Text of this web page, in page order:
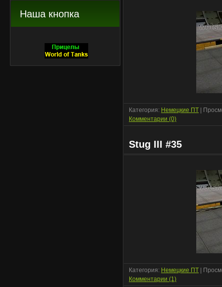
Наша кнопка
Категория: Немецкие ПТ |
Комментарии (0)
Stug III #35
Категория: Немецкие ПТ |
Комментарии (1)